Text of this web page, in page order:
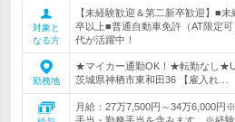
対象と
なる方
【未経験歓迎＆第二新卒歓迎】■
卒以上■普通自動車免許（AT限定
代が活躍中！
勤務地
★マイカー通勤OK！★転勤なし
茨城県神栖市東和田36 【雇入れ…
月給：27万7,500円～34万6,000円